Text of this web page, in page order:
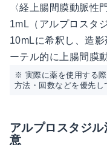
〈経上腸間膜動脈性
1mL（アルプロスタ
10mLに希釈し、造
ーテル的に上腸間膜
※ 実際に薬を使用する
方法・回数などを優先し
アルプロスタジ
意